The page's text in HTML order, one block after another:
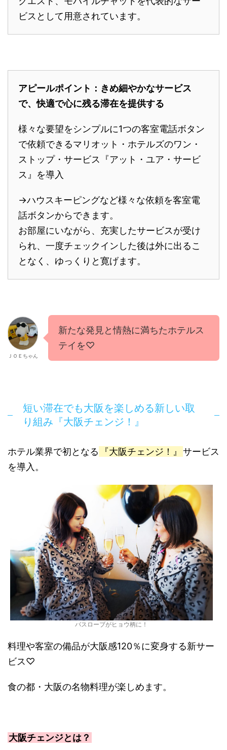
ビスとして用意されています。
アピールポイント：きめ細やかなサービス
で、快適で心に残る滞在を提供する
様々な要望をシンプルに1つの客室電話ボタン
で依頼できるマリオット・ホテルズのワン・
ストップ・サービス『アット・ユア・サービ
ス』を導入
→ハウスキーピングなど様々な依頼を客室電
話ボタンからできます。
お部屋にいながら、充実したサービスが受け
られ、一度チェックインした後は外に出るこ
となく、ゆっくりと寛げます。
ＪＯＥちゃん
新たな発見と情熱に満ちたホテルス
テイを♡
短い滞在でも大阪を楽しめる新しい取
り組み『大阪チェンジ！』
ホテル業界で初となる 『大阪チェンジ！』 サービス
を導入。
バスローブがヒョウ柄に！
料理や客室の備品が大阪感120％に変身する新サー
ビス♡
食の都・大阪の名物料理が楽しめます。
大阪チェンジとは？